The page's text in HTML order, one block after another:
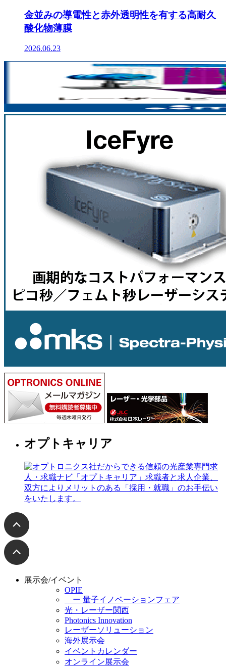
金並みの導電性と赤外透明性を有する高耐久
酸化物薄膜
2026.06.23
オプトキャリア
展示会/イベント
OPIE
ー 量子イノベーションフェア
光・レーザー関西
Photonics Innovation
レーザーソリューション
海外展示会
イベントカレンダー
オンライン展示会